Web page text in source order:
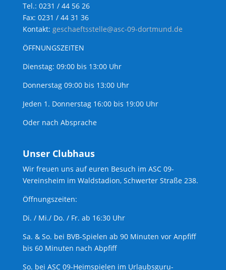
Tel.: 0231 / 44 56 26
Fax: 0231 / 44 31 36
Kontakt: geschaeftsstelle@asc-09-dortmund.de
ÖFFNUNGSZEITEN
Dienstag: 09:00 bis 13:00 Uhr
Donnerstag 09:00 bis 13:00 Uhr
Jeden 1. Donnerstag 16:00 bis 19:00 Uhr
Oder nach Absprache
Unser Clubhaus
Wir freuen uns auf euren Besuch im ASC 09-
Vereinsheim im Waldstadion, Schwerter Straße 238.
Öffnungszeiten:
Di. / Mi./ Do. / Fr. ab 16:30 Uhr
Sa. & So. bei BVB-Spielen ab 90 Minuten vor Anpfiff
bis 60 Minuten nach Abpfiff
So. bei ASC 09-Heimspielen im Urlaubsguru-